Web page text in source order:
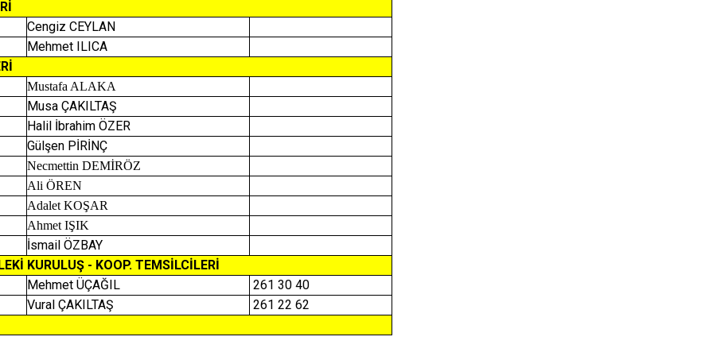
Cengiz CEYLAN
Mehmet ILICA
Mustafa ALAKA
Musa ÇAKILTAŞ
Halil İbrahim ÖZER
Gülşen PİRİNÇ
Necmettin DEMİRÖZ
Ali ÖREN
Adalet KOŞAR
Ahmet IŞIK
İsmail ÖZBAY
KURULUŞ - KOOP. TEMSİLCİLERİ
Mehmet ÜÇAĞIL
261 30 40
Vural ÇAKILTAŞ
261 22 62